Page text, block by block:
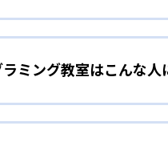
マンガ出版もされた
ング教室の教材にはスト
ロコロイチバン!」で連載
て学ぶことが可能だ。楽
ミング教室はこんな人